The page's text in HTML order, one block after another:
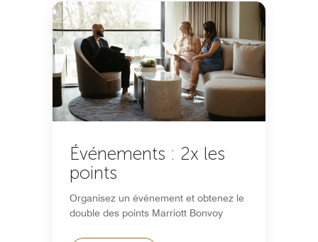
Événements : 2x les
points
Organisez un événement et obtenez le
double des points Marriott Bonvoy